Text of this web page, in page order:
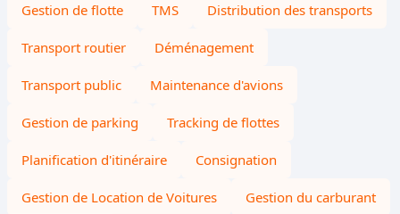
Gestion de flotte TMS Distribution des transports
Transport routier Déménagement
Transport public Maintenance d'avions
Gestion de parking Tracking de flottes
Planification d'itinéraire Consignation
Gestion de Location de Voitures Gestion du carburant